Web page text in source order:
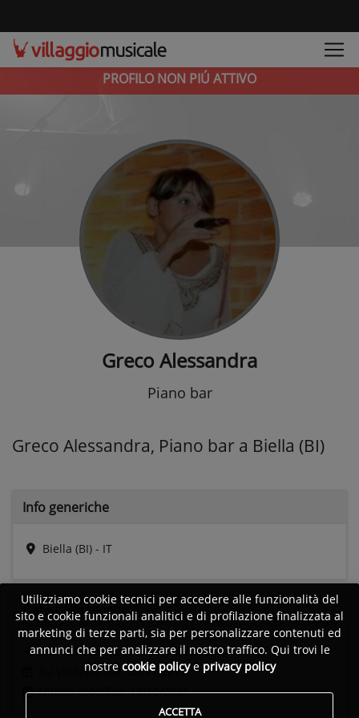
PROFILO NON PIÚ ATTIVO
Greco Alessandra
Piano bar
Greco Alessandra, Piano bar a Biella (BI)
Info generiche
Biella (BI) - IT
Date eStatistiche
Ultimo accesso:Non disponibile
Su Villaggio dal: 02/11/2013
Ultima modifica: 13/10/2021
Utilizziamo cookie tecnici per accedere alle funzionalità del
sito e cookie funzionali analitici e di profilazione finalizzata al
marketing di terze parti, sia per personalizzare contenuti ed
annunci che per analizzare il nostro traffico. Qui trovi le
nostre cookie policye privacy policy
ACCETTA